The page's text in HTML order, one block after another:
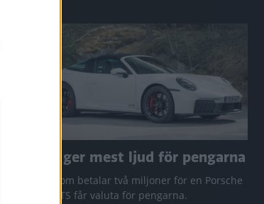
Den ger mest ljud för pengarna
Den som betalar två miljoner för en Porsche
911 GTS får valuta för pengarna.